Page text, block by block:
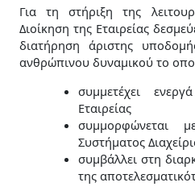
Για τη στήριξη της
Διοίκηση της Εταιρείας
διατήρηση άριστης
ανθρώπινου δυναμικού το
συμμετέχει
Εταιρείας
συμμορφώνεται
Συστήματος
συμβάλλει στη
της